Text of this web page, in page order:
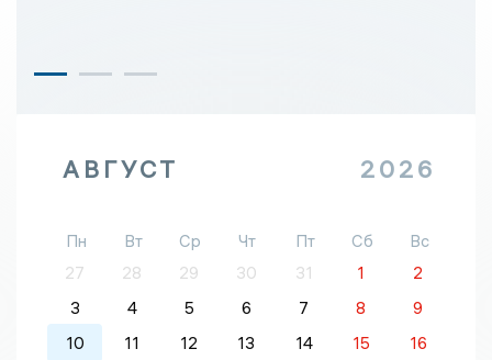
АВГУСТ 2026
Пн Вт Ср Чт Пт Сб
Вс
27
28 29 30 31 1
2
3
4 5 6 7 8
9
10
11 12 13 14 15
16